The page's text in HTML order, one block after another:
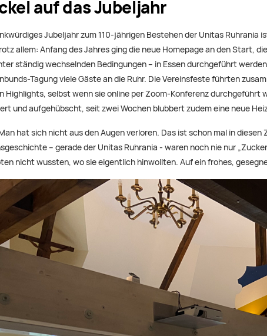
auf das Jubeljahr
Jubeljahr zum 110-jährigen Bestehen der Unitas
allem: Anfang des Jahres ging die neue Homepage an den Start,
ständig wechselnden Bedingungen – in Essen durchgeführt
Tagung viele Gäste an die Ruhr. Die Vereinsfeste führten
Highlights, selbst wenn sie online per Zoom-Konferenz
und aufgehübscht, seit zwei Wochen blubbert zudem eine neue
hat sich nicht aus den Augen verloren. Das ist schon mal in
– gerade der Unitas Ruhrania - waren noch nie nur
nicht wussten, wo sie eigentlich hinwollten. Auf ein frohes,